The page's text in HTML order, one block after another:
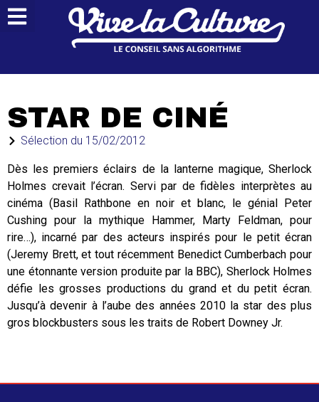
STAR DE CINÉ
Sélection du 15/02/2012
Dès les premiers éclairs de la lanterne magique, Sherlock
Holmes crevait l’écran. Servi par de fidèles interprètes au
cinéma (Basil Rathbone en noir et blanc, le génial Peter
Cushing pour la mythique Hammer, Marty Feldman, pour
rire…), incarné par des acteurs inspirés pour le petit écran
(Jeremy Brett, et tout récemment Benedict Cumberbach pour
une étonnante version produite par la BBC), Sherlock Holmes
défie les grosses productions du grand et du petit écran.
Jusqu’à devenir à l’aube des années 2010 la star des plus
gros blockbusters sous les traits de Robert Downey Jr.